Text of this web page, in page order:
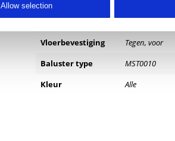
Allow selectionAls Frans balkon
ja
Vloerbevestiging
Tegen, voor
Baluster type
MST0010
Kleur
Alle